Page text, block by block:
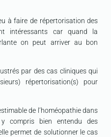
à faire de répertorisation des
intéressants car quand la
on peut arriver au bon
par des cas cliniques qui
répertorisation(s) pour
de l’homéopathie dans
compris bien entendu des
permet de solutionner le cas